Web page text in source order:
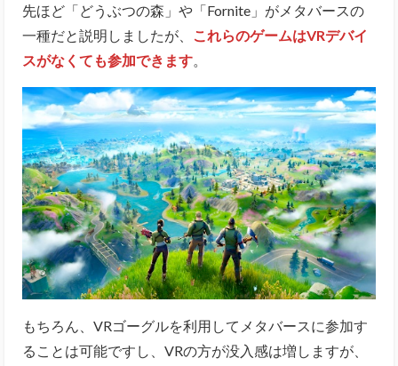
先ほど「どうぶつの森」や「Fornite」がメタバースの
一種だと説明しましたが、
これらのゲームはVRデバイ
スがなくても参加できます
もちろん、VRゴーグルを利用してメタバースに参加す
ることは可能ですし、VRの方が没入感は増しますが、